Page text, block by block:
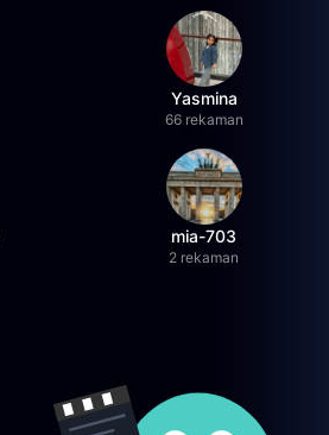
Yasmina
66 rekaman
mia-703
2 rekaman